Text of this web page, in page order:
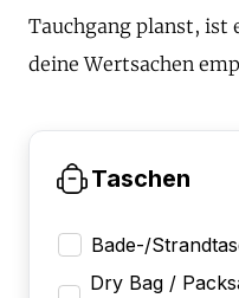
Tauchgang planst, ist
deine Wertsachen
Taschen
Bade-/
Dry Bag /